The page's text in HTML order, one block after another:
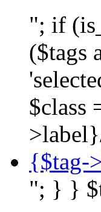
"; if
($tags
$class
{$tag-
"; } }